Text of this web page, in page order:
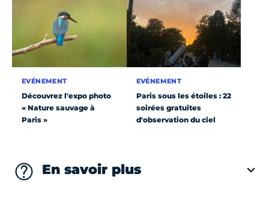
EVÉNEMENT
Découvrez l'expo photo
« Nature sauvage à
Paris »
EVÉNEMENT
Paris sous les étoiles : 22
soirées gratuites
d'observation du ciel
En savoir plus